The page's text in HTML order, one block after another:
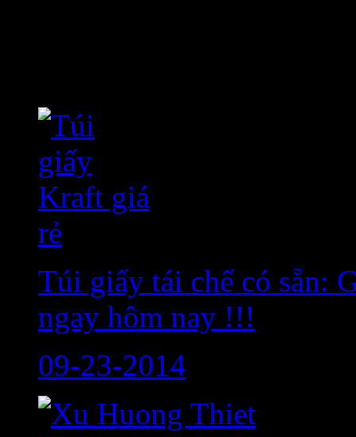
Túi giấy tái chế có sẵn:
ngay hôm nay !!!
09-23-2014